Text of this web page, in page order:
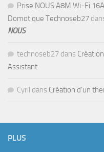
Prise NOUS A8M Wi-Fi
Domotique Technoseb27
NOUS
technoseb27 dans
Assistant
Cyril dans Création d’un
PLUS